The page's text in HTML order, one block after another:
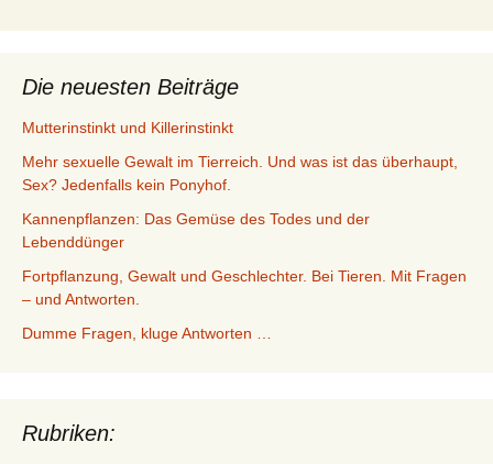
Die neuesten Beiträge
Mutterinstinkt und Killerinstinkt
Mehr sexuelle Gewalt im Tierreich. Und was ist das überhaupt,
Sex? Jedenfalls kein Ponyhof.
Kannenpflanzen: Das Gemüse des Todes und der
Lebenddünger
Fortpflanzung, Gewalt und Geschlechter. Bei Tieren. Mit Fragen
– und Antworten.
Dumme Fragen, kluge Antworten …
Rubriken: